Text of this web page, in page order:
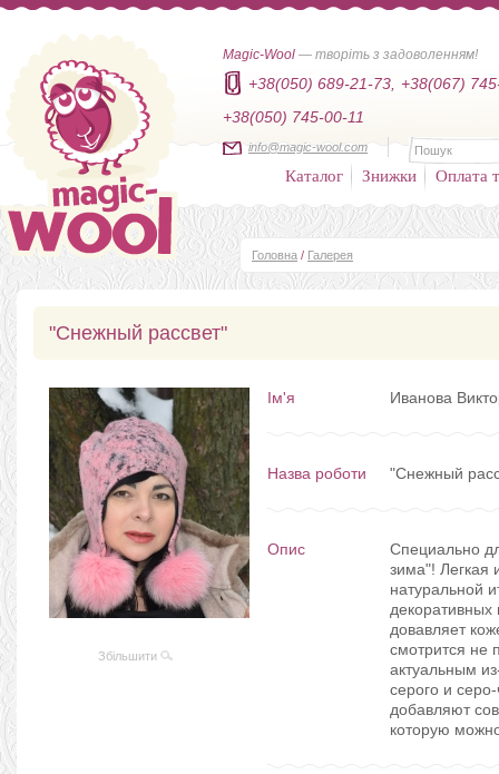
Magic-Wool — творіть з задоволенням!
+38(050) 689-21-73,
+38(067)
+38(050) 745-00-11
info@magic-wool.com
Каталог Знижки Оплата
Головна / Галерея
"Снежный рассвет"
Збільшити
Ім'я Иванова
Назва роботи "Снежный
Опис
Специально
зима"! Легкая
натуральной
довавляет
смотрится не
актуальным
серого и
добавляют
которую